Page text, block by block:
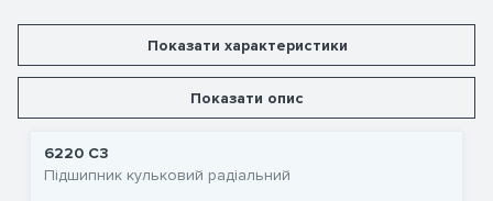
Показати характеристики
Показати опис
6220 C3
Підшипник кульковий радіальний